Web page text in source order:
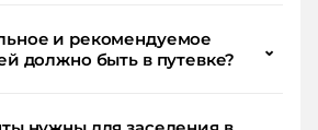
и рекомендуемое
должно быть в путевке?
⌄